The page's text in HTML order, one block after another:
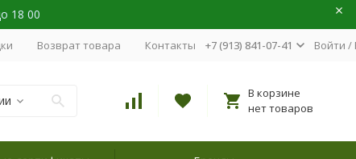
18 00
Возврат товара Контакты +7 (913) 841-07-41 Войти /
В корзине
нет товаров